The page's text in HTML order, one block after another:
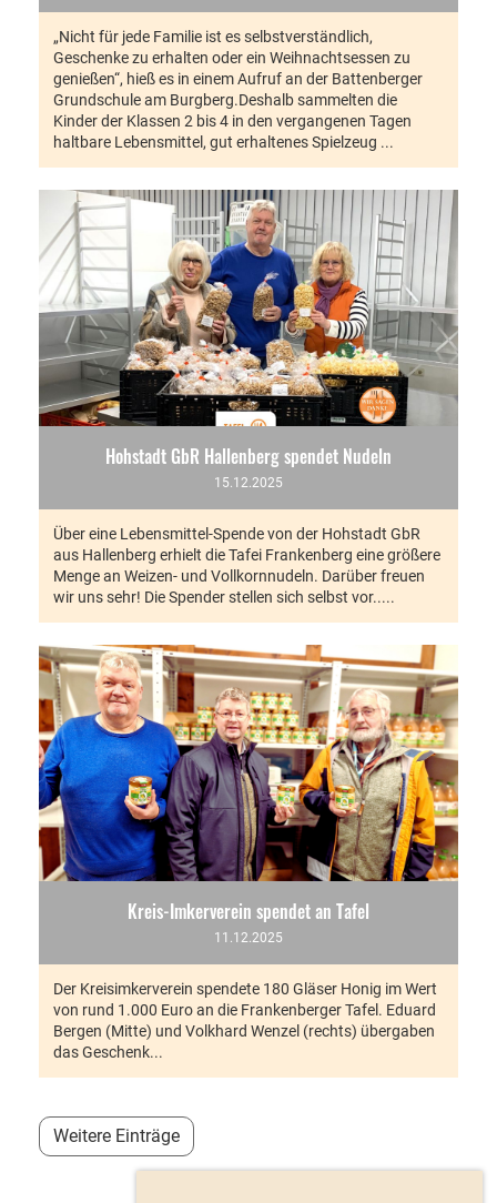
„Nicht für jede Familie ist es selbstverständlich,
Geschenke zu erhalten oder ein Weihnachtsessen zu
genießen“, hieß es in einem Aufruf an der Battenberger
Grundschule am Burgberg.Deshalb sammelten die
Kinder der Klassen 2 bis 4 in den vergangenen Tagen
haltbare Lebensmittel, gut erhaltenes Spielzeug ...
Hohstadt GbR Hallenberg spendet Nudeln
15.12.2025
Über eine Lebensmittel-Spende von der Hohstadt GbR
aus Hallenberg erhielt die Tafei Frankenberg eine größere
Menge an Weizen- und Vollkornnudeln. Darüber freuen
wir uns sehr! Die Spender stellen sich selbst vor.....
Kreis-Imkerverein spendet an Tafel
11.12.2025
Der Kreisimkerverein spendete 180 Gläser Honig im Wert
von rund 1.000 Euro an die Frankenberger Tafel. Eduard
Bergen (Mitte) und Volkhard Wenzel (rechts) übergaben
das Geschenk...
Weitere Einträge